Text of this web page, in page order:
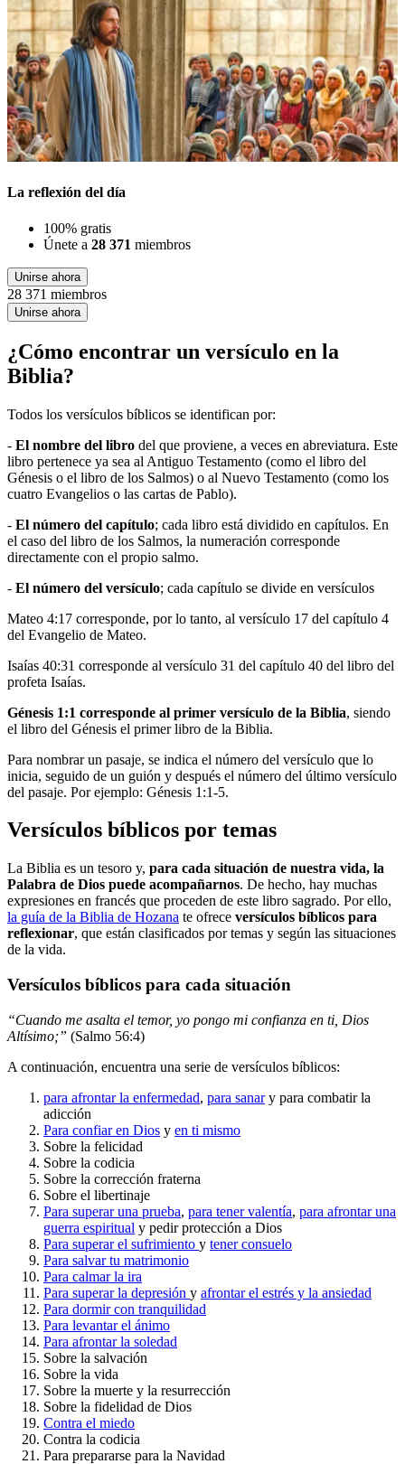
La reflexión del día
100% gratis
Únete a 28 371 miembros
Unirse ahora
28 371 miembros
Unirse ahora
¿Cómo encontrar un versículo en la
Biblia?
Todos los versículos bíblicos se identifican por:
- El nombre del libro del que proviene, a veces en abreviatura. Este
libro pertenece ya sea al Antiguo Testamento (como el libro del
Génesis o el libro de los Salmos) o al Nuevo Testamento (como los
cuatro Evangelios o las cartas de Pablo).
- El número del capítulo; cada libro está dividido en capítulos. En
el caso del libro de los Salmos, la numeración corresponde
directamente con el propio salmo.
- El número del versículo; cada capítulo se divide en versículos
Mateo 4:17 corresponde, por lo tanto, al versículo 17 del capítulo 4
del Evangelio de Mateo.
Isaías 40:31 corresponde al versículo 31 del capítulo 40 del libro del
profeta Isaías.
Génesis 1:1 corresponde al primer versículo de la Biblia, siendo
el libro del Génesis el primer libro de la Biblia.
Para nombrar un pasaje, se indica el número del versículo que lo
inicia, seguido de un guión y después el número del último versículo
del pasaje. Por ejemplo: Génesis 1:1-5.
Versículos bíblicos por temas
La Biblia es un tesoro y, para cada situación de nuestra vida, la
Palabra de Dios puede acompañarnos. De hecho, hay muchas
expresiones en francés que proceden de este libro sagrado. Por ello,
la guía de la Biblia de Hozana te ofrece versículos bíblicos para
reflexionar, que están clasificados por temas y según las situaciones
de la vida.
Versículos bíblicos para cada situación
“Cuando me asalta el temor, yo pongo mi confianza en ti, Dios
Altísimo;” (Salmo 56:4)
A continuación, encuentra una serie de versículos bíblicos:
para afrontar la enfermedad, para sanary para combatir la
adicción
Para confiar en Dios y en ti mismo
Sobre la felicidad
Sobre la codicia
Sobre la corrección fraterna
Sobre el libertinaje
Para superar una prueba, para tener valentía, para afrontar una
guerra espiritual y pedir protección a Dios
Para superar el sufrimiento y tener consuelo
Para salvar tu matrimonio
Para calmar la ira
Para superar la depresión y afrontar el estrés y la ansiedad
Para dormir con tranquilidad
Para levantar el ánimo
Para afrontar la soledad
Sobre la salvación
Sobre la vida
Sobre la muerte y la resurrección
Sobre la fidelidad de Dios
Contra el miedo
Contra la codicia
Para prepararse para la Navidad